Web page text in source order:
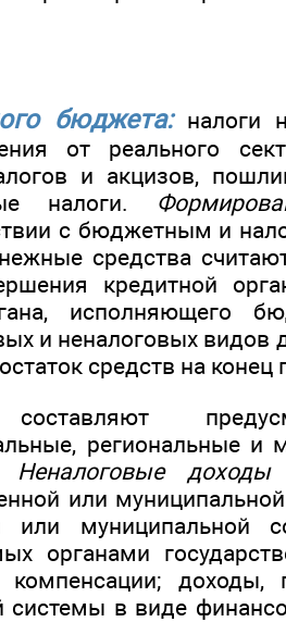
бюджета:налоги
от реального
и акцизов,
налоги.
с бюджетным и
средства
кредитной
исполняющего
и неналоговых
средств на
региональные и
Неналоговые доходы
или
или муниципальной
органами
компенсации;
системы в виде